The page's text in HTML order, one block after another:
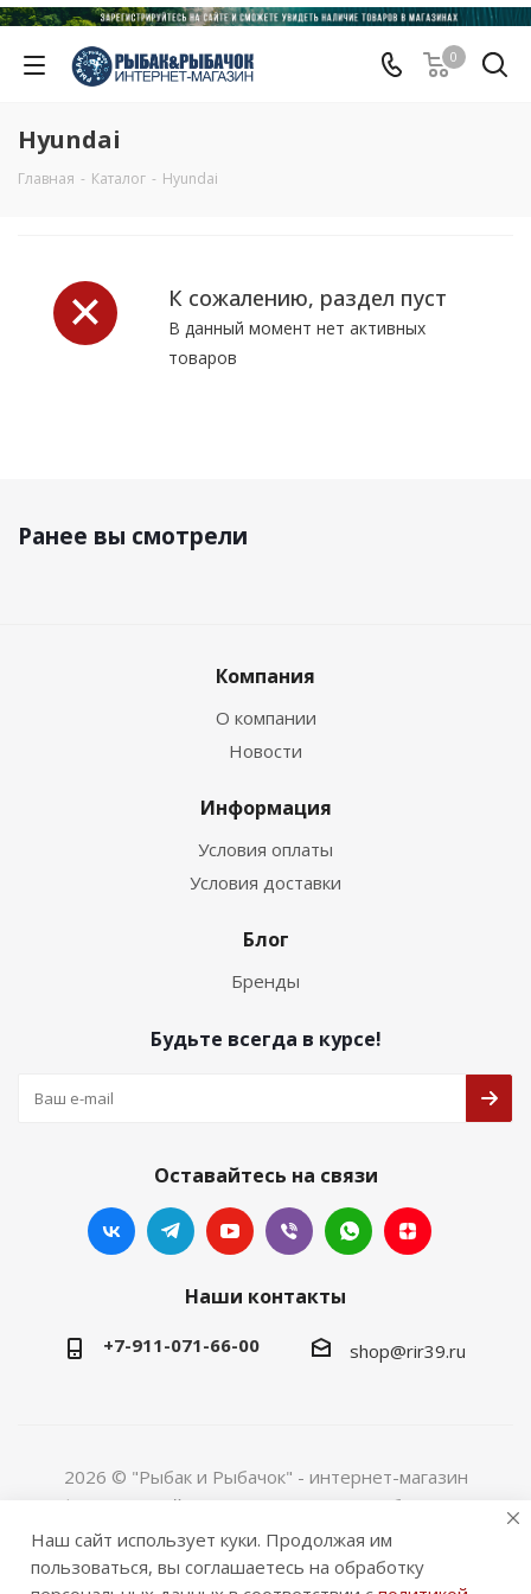
0
Hyundai
Главная - Каталог - Hyundai
К сожалению, раздел пуст
В данный момент нет активных
товаров
Ранее вы смотрели
Компания
О компании
Новости
Информация
Условия оплаты
Условия доставки
Блог
Бренды
Будьте всегда в курсе!
Оставайтесь на связи
Наши контакты
+7-911-071-66-00 shop@rir39.ru
2026 © "Рыбак и Рыбачок" - интернет-магазин
Информация сайта защищена законом об авторских
правах. Индивидуальный предприниматель Рогов
Сергей Юрьевич. ИНН 390600967290. ОГРНИП
Наш сайт использует куки. Продолжая им
пользоваться, вы соглашаетесь на обработку